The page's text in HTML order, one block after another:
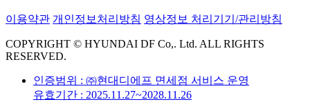
이용약관 개인정보처리방침 영상정보 처리기기/관리방침
COPYRIGHT © HYUNDAI DF Co,. Ltd. ALL RIGHTS
RESERVED.
인증범위 : ㈜현대디에프 면세점 서비스 운영
유효기간 : 2025.11.27~2028.11.26